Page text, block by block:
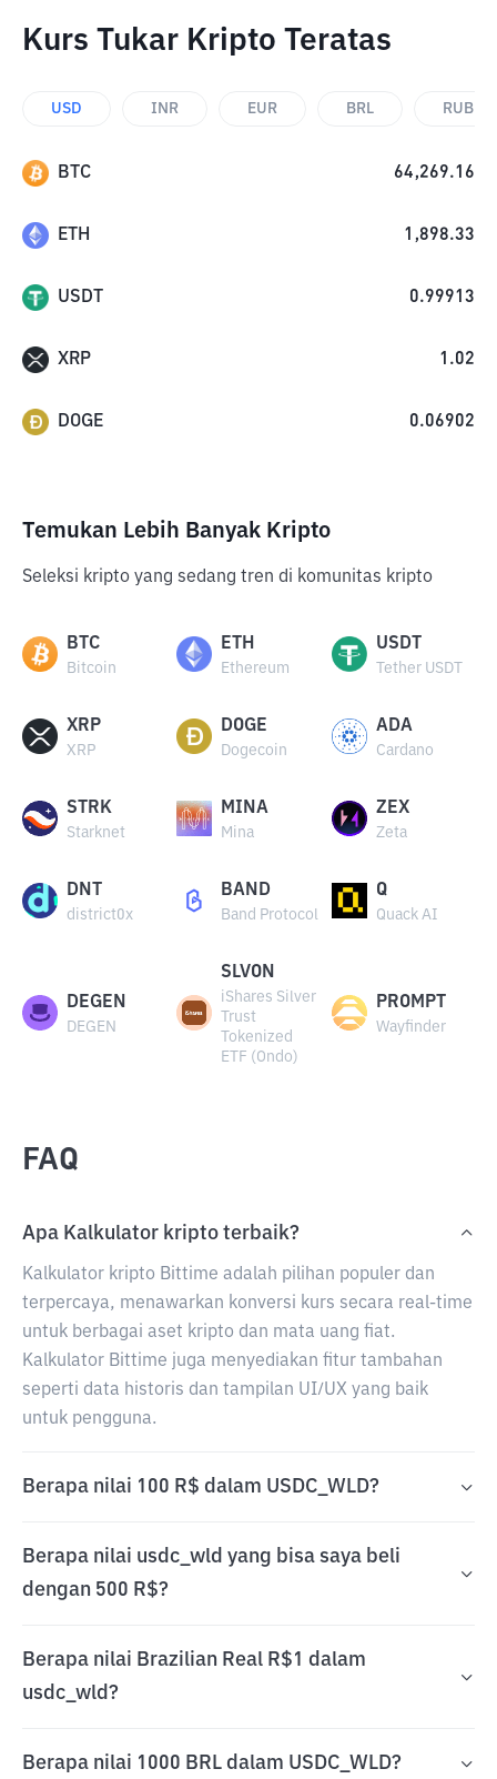
Kurs Tukar Kripto Teratas
USD INR EUR BRL RUB
BTC 64,269.16
ETH 1,898.33
USDT 0.99913
XRP 1.02
DOGE 0.06902
Temukan Lebih Banyak Kripto
Seleksi kripto yang sedang tren di komunitas kripto
BTC
Bitcoin
ETH
Ethereum
USDT
Tether USDT
XRP
XRP
DOGE
Dogecoin
ADA
Cardano
STRK
Starknet
MINA
Mina
ZEX
Zeta
DNT
district0x
BAND
Band Protocol
Q
Quack AI
DEGEN
DEGEN
SLVON
iShares Silver
Trust
Tokenized
ETF (Ondo)
PROMPT
Wayfinder
FAQ
Apa Kalkulator kripto terbaik?
Kalkulator kripto Bittime adalah pilihan populer dan
terpercaya, menawarkan konversi kurs secara real-time
untuk berbagai aset kripto dan mata uang fiat.
Kalkulator Bittime juga menyediakan fitur tambahan
seperti data historis dan tampilan UI/UX yang baik
untuk pengguna.
Berapa nilai 100 R$ dalam USDC_WLD?
Berapa nilai usdc_wld yang bisa saya beli
dengan 500 R$?
Berapa nilai Brazilian Real R$1 dalam
usdc_wld?
Berapa nilai 1000 BRL dalam USDC_WLD?